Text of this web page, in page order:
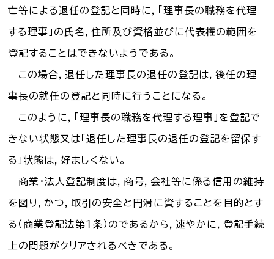
亡等による退任の登記と同時に，「理事長の職務を代理
する理事」の氏名，住所及び資格並びに代表権の範囲を
登記することはできないようである。
この場合，退任した理事長の退任の登記は，後任の理
事長の就任の登記と同時に行うことになる。
このように，「理事長の職務を代理する理事」を登記で
きない状態又は「退任した理事長の退任の登記を留保す
る」状態は，好ましくない。
商業・法人登記制度は，商号，会社等に係る信用の維持
を図り，かつ，取引の安全と円滑に資することを目的とす
る（商業登記法第１条）のであるから，速やかに，登記手続
上の問題がクリアされるべきである。